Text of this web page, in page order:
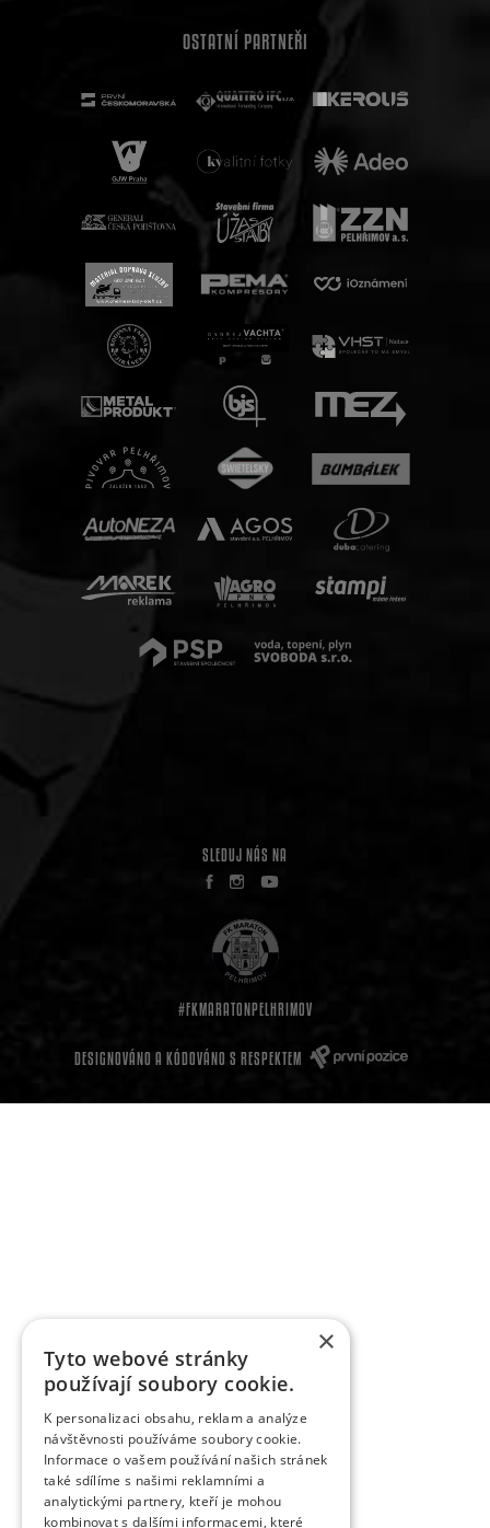
OSTATNÍ PARTNEŘI
SLEDUJ NÁS NA
#FKMARATONPELHRIMOV
DESIGNOVÁNO A KÓDOVÁNO S RESPEKTEM
×
Tyto webové stránky
používají soubory cookie.
K personalizaci obsahu, reklam a analýze
návštěvnosti používáme soubory cookie.
Informace o vašem používání našich stránek
také sdílíme s našimi reklamními a
analytickými partnery, kteří je mohou
kombinovat s dalšími informacemi, které